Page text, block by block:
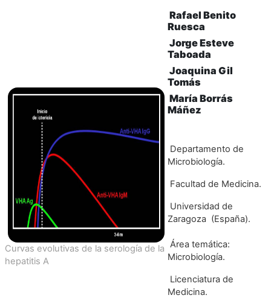
Curvas evolutivas de la serología de la
hepatitis A
Rafael Benito
Ruesca
Jorge Esteve
Taboada
Joaquina Gil
Tomás
María Borrás
Máñez
Departamento de
Microbiología.
Facultad de Medicina.
Universidad de
Zaragoza (España).
Área temática:
Microbiología.
Licenciatura de
Medicina.